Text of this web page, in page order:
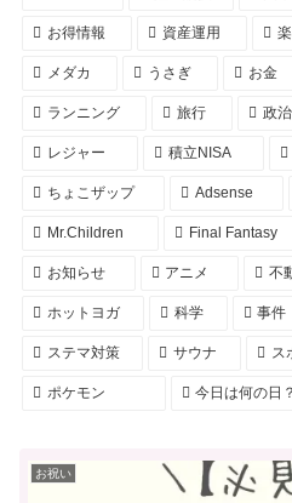
お得情報 資産運用
メダカ うさぎ お金
ランニング 旅行 政治
レジャー 積立NISA
ちょこザップ Adsense
Mr.Children Final Fantasy
お知らせ アニメ 不
ホットヨガ 科学 事件
ステマ対策 サウナ ス
ポケモン 今日は何の日？
お祝い